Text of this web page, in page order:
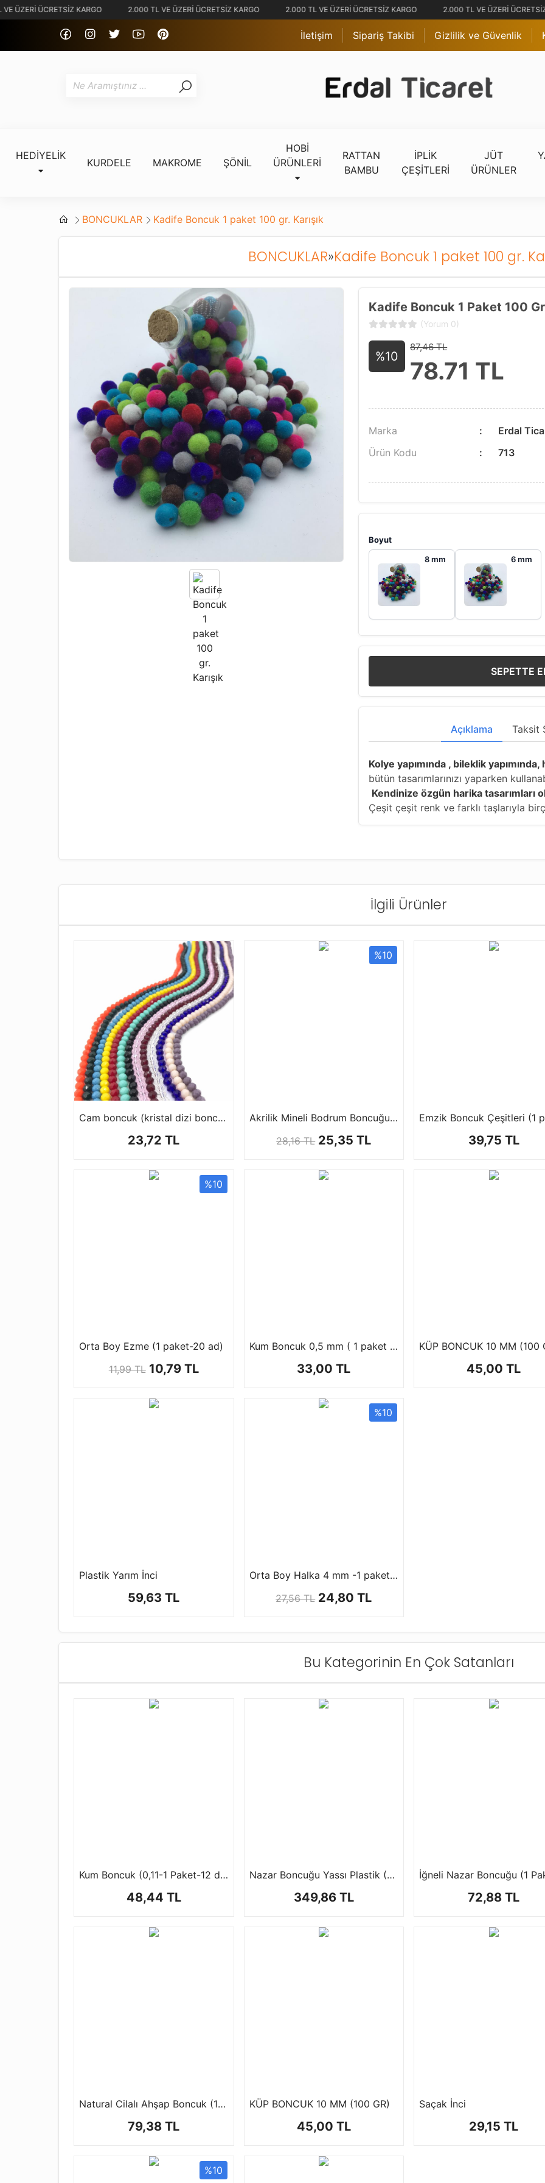
ÜZERİ ÜCRETSİZ KARGO 2.000 TL VE ÜZERİ ÜCRETSİZ KARGO 2.000 TL VE ÜZERİ ÜCRETSİZ KARGO 2.000 TL VE ÜZERİ ÜCRETSİZ
İletişim Sipariş Takibi Gizlilik ve Güvenlik
HEDİYELİK
KURDELE MAKROME ŞÖNİL
HOBİ
ÜRÜNLERİ
RATTAN
BAMBU
İPLİK
ÇEŞİTLERİ
JÜT
ÜRÜNLER
BONCUKLAR Kadife Boncuk 1 paket 100 gr. Karışık
BONCUKLAR»Kadife Boncuk 1 paket 100 gr.
Kadife Boncuk 1 Paket 100 Gr.
(Yorum 0)
%10
87,46 TL
78.71 TL
Marka
Erdal
Ürün Kodu
713
Boyut
8 mm
6 mm
SEPETTE
Açıklama Taksit
Kolye yapımında , bileklik
bütün tasarımlarınızı yaparken
Kendinize özgün harika tasarımları
Çeşit çeşit renk ve farklı taşlarıyla
İlgili Ürünler
Cam boncuk (kristal dizi boncuk 1 dizi 42 cm )
23,72 TL
%10
Akrilik Mineli Bodrum Boncuğu (1 paket 10 Adet)
28,16 TL 25,35 TL 39,75 TL
%10
Orta Boy Ezme (1 paket-20 ad)
11,99 TL 10,79 TL
Kum Boncuk 0,5 mm ( 1 paket 100 gr )
33,00 TL
KÜP BONCUK 10 MM (100
45,00 TL
Plastik Yarım İnci
59,63 TL
%10
Orta Boy Halka 4 mm -1 paket (50 gr)
27,56 TL 24,80 TL
Bu Kategorinin En Çok Satanları
Kum Boncuk (0,11-1 Paket-12 dizi)
48,44 TL
Nazar Boncuğu Yassı Plastik (8mm, 1 Paket-1000 Adet)
349,86 TL 72,88 TL
Natural Cilalı Ahşap Boncuk (100 Gr)
79,38 TL
KÜP BONCUK 10 MM (100 GR)
45,00 TL
Saçak İnci
29,15 TL
%10